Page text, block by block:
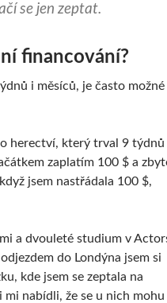
se jen zeptat.
financování?
i měsíců, je často možné
herectví, který trval 9 týdnů
zaplatím 100 $ a
jsem nastřádala 100 $,
a dvouleté studium v
do Londýna jsem si
kde jsem se zeptala na
nabídli, že se u nich mohu